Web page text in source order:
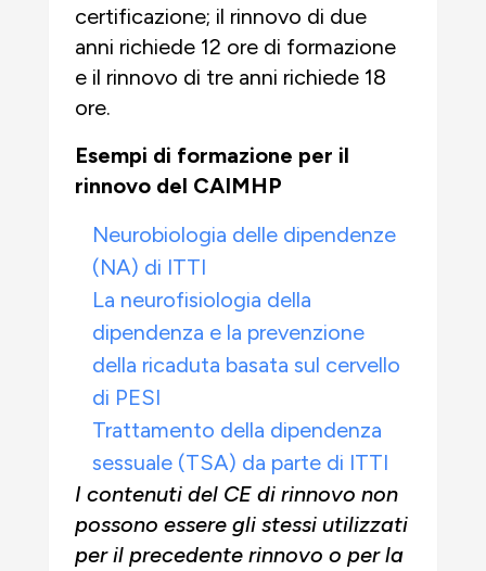
certificazione; il rinnovo di due
anni richiede 12 ore di formazione
e il rinnovo di tre anni richiede 18
ore.
Esempi di formazione per il
rinnovo del CAIMHP
Neurobiologia delle dipendenze
(NA) di ITTI
La neurofisiologia della
dipendenza e la prevenzione
della ricaduta basata sul cervello
di PESI
Trattamento della dipendenza
sessuale (TSA) da parte di ITTI
I contenuti del CE di rinnovo non
possono essere gli stessi utilizzati
per il precedente rinnovo o per la